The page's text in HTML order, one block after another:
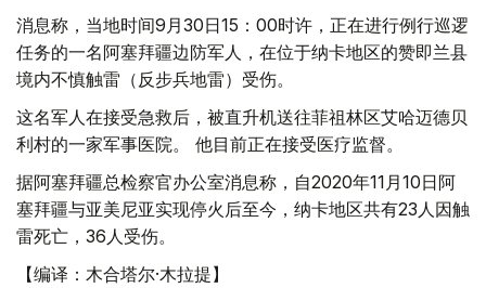
消息称，当地时间9月30日15：00时许，正在进行例行巡逻
任务的一名阿塞拜疆边防军人，在位于纳卡地区的赞即兰县
境内不慎触雷（反步兵地雷）受伤。
这名军人在接受急救后，被直升机送往菲祖林区艾哈迈德贝
利村的一家军事医院。 他目前正在接受医疗监督。
据阿塞拜疆总检察官办公室消息称，自2020年11月10日阿
塞拜疆与亚美尼亚实现停火后至今，纳卡地区共有23人因触
雷死亡，36人受伤。
【编译：木合塔尔·木拉提】